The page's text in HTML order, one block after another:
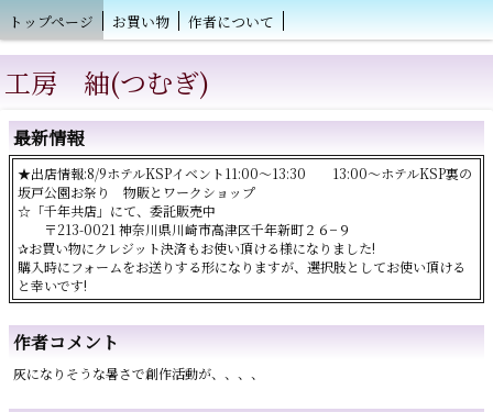
トップページ お買い物 作者について
工房 紬(つむぎ)
最新情報
★出店情報:8/9ホテルKSPイベント11:00〜13:30 13:00〜ホテルKSP裏の
坂戸公園お祭り 物販とワークショップ
☆「千年共店」にて、委託販売中
〒213-0021 神奈川県川崎市高津区千年新町２６−９
✰お買い物にクレジット決済もお使い頂ける様になりました!
購入時にフォームをお送りする形になりますが、選択肢としてお使い頂ける
と幸いです!
作者コメント
灰になりそうな暑さで創作活動が、、、、